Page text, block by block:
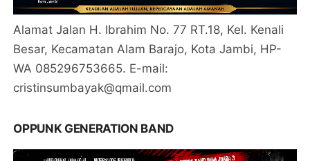
Alamat Jalan H. Ibrahim No. 77 RT.18, Kel. Kenali
Besar, Kecamatan Alam Barajo, Kota Jambi, HP-
WA 085296753665. E-mail:
cristinsumbayak@qmail.com
OPPUNK GENERATION BAND